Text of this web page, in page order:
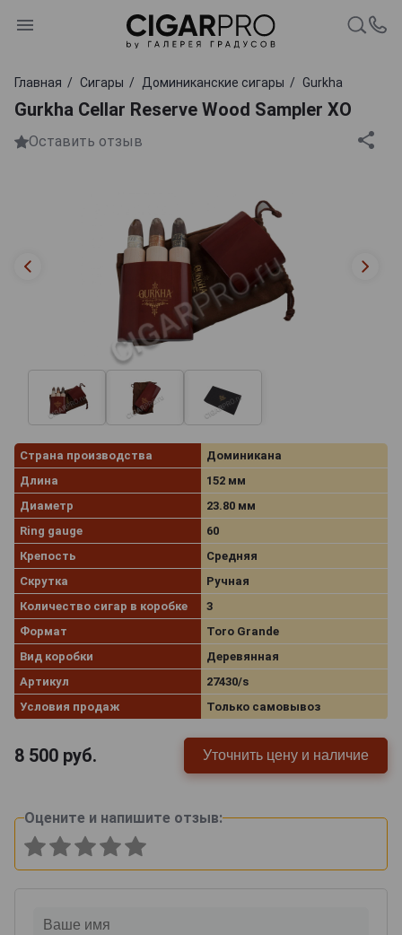
Главная Сигары Доминиканские сигары Gurkha
Gurkha Cellar Reserve Wood Sampler XO
Оставить отзыв
Страна производства
Доминикана
Длина
152 мм
Диаметр
23.80 мм
Ring gauge
60
Крепость
Средняя
Скрутка
Ручная
Количество сигар в коробке
3
Формат
Toro Grande
Вид коробки
Деревянная
Артикул
27430/s
Условия продаж
Только самовывоз
8 500 руб. Уточнить цену и наличие
Оцените и напишите отзыв: